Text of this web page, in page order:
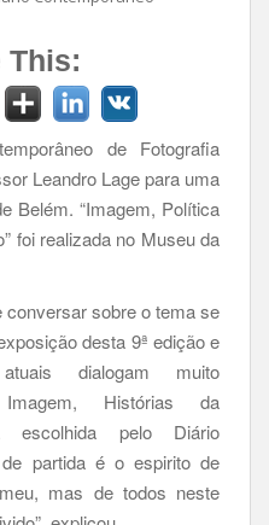
This:
de Fotografia
Leandro Lage para uma
Belém. “Imagem, Política
foi realizada no Museu da
conversar sobre o tema se
desta 9ª edição e
dialogam muito
Histórias da
escolhida pelo Diário
de partida é o espirito de
mas de todos neste